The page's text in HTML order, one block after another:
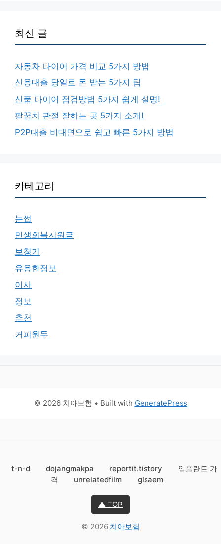
최신 글
자동차 타이어 가격 비교 5가지 방법
신용대출 당일로 돈 받는 5가지 팁
신품 타이어 점검방법 5가지 쉽게 설명!
팔꿈치 관절 잘하는 곳 5가지 소개!
P2P대출 비대면으로 쉽고 빠른 5가지 방법
카테고리
눈썹
민생회복지원금
보청기
유용한정보
이사
정보
추천
커피원두
© 2026 치아보험 • Built with GeneratePress
t-n-d dojangmakpa reportit.tistory
임플란트 가
격
unrelatedfilm glsaem
▲ TOP
© 2026 치아보험